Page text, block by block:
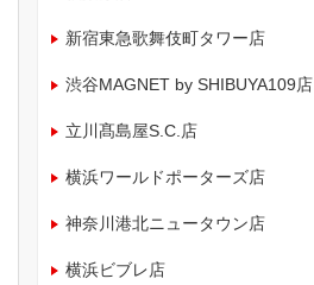
新宿東急歌舞伎町タワー店
渋谷MAGNET by SHIBUYA109店
立川髙島屋S.C.店
横浜ワールドポーターズ店
神奈川港北ニュータウン店
横浜ビブレ店